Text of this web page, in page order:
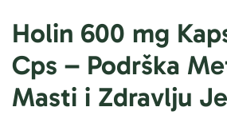
Holin 600 mg
Cps – Podrška
Masti i Zdravlju